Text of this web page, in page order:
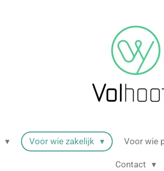
Voor wie zakelijk Voor wie
Contact